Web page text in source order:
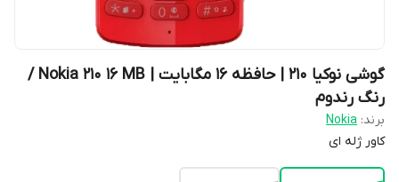
گوشی نوکیا 210 | حافظه 16 مگابایت | Nokia 210 16 MB /
رنگ رندوم
برند: Nokia
کاور ژله ای